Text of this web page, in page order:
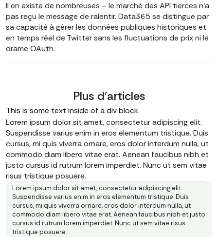
Il en existe de nombreuses – le marché des API tierces n'a
pas reçu le message de ralentir. Data365 se distingue par
sa capacité à gérer les données publiques historiques et
en temps réel de Twitter sans les fluctuations de prix ni le
drame OAuth.
Plus d'articles
This is some text inside of a div block.
Lorem ipsum dolor sit amet, consectetur adipiscing elit.
Suspendisse varius enim in eros elementum tristique. Duis
cursus, mi quis viverra ornare, eros dolor interdum nulla, ut
commodo diam libero vitae erat. Aenean faucibus nibh et
justo cursus id rutrum lorem imperdiet. Nunc ut sem vitae
risus tristique posuere.
Lorem ipsum dolor sit amet, consectetur adipiscing elit.
Suspendisse varius enim in eros elementum tristique. Duis
cursus, mi quis viverra ornare, eros dolor interdum nulla, ut
commodo diam libero vitae erat. Aenean faucibus nibh et justo
cursus id rutrum lorem imperdiet. Nunc ut sem vitae risus
tristique posuere.